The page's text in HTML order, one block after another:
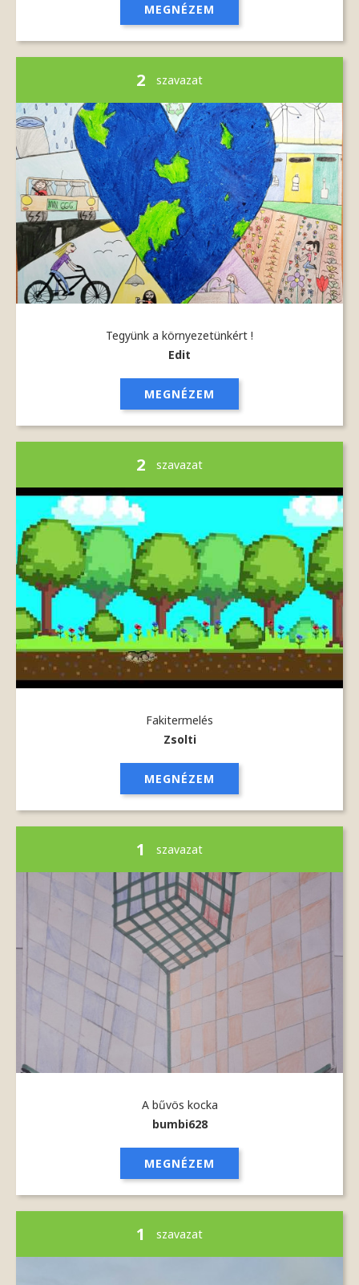
MEGNÉZEM
2 szavazat
Tegyünk a környezetünkért !
Edit
MEGNÉZEM
2 szavazat
Fakitermelés
Zsolti
MEGNÉZEM
1 szavazat
A bűvös kocka
bumbi628
MEGNÉZEM
1 szavazat